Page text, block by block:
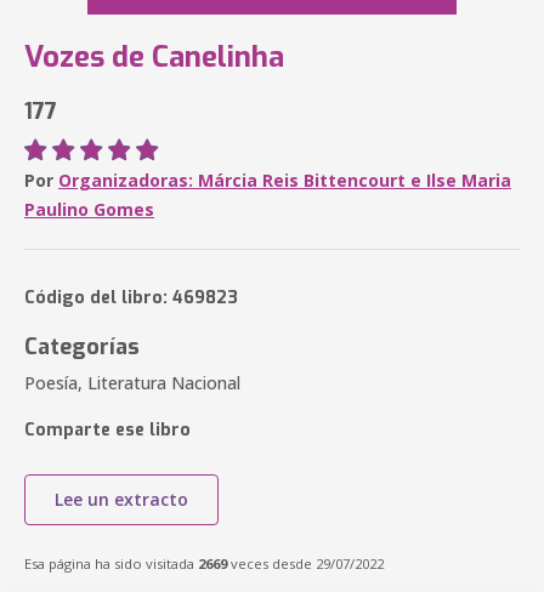
Vozes de Canelinha
177
Por Organizadoras: Márcia Reis Bittencourt e Ilse Maria
Paulino Gomes
Código del libro: 469823
Categorías
Poesía, Literatura Nacional
Comparte ese libro
Lee un extracto
Esa página ha sido visitada 2669veces desde 29/07/2022